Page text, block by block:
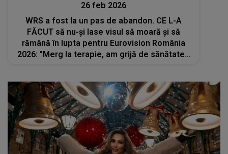
26 feb 2026
WRS a fost la un pas de abandon. CE L-A
FĂCUT să nu-și lase visul să moară și să
rămână în lupta pentru Eurovision România
2026: "Merg la terapie, am grijă de sănătatea